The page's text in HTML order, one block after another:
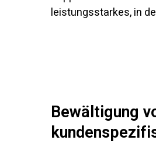
leistungsstarkes, in
Bewältigung